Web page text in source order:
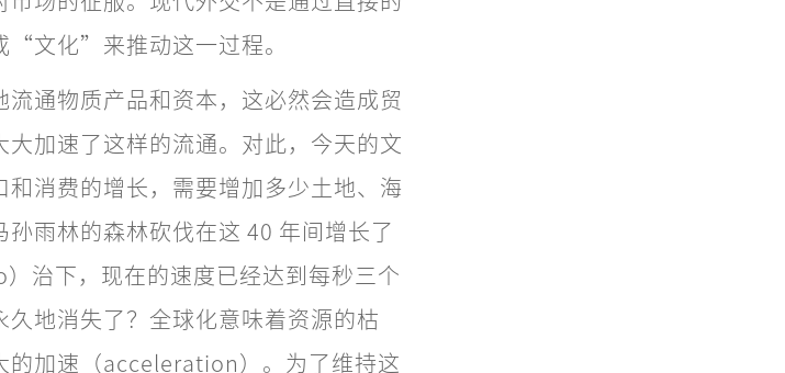
文化”来推动这一过程。
通物质产品和资本，这必然会造成贸
加速了这样的流通。对此，今天的文
消费的增长，需要增加多少土地、海
雨林的森林砍伐在这 40 年间增长了
治下，现在的速度已经达到每秒三个
地消失了？全球化意味着资源的枯
的加速（acceleration）。为了维持这